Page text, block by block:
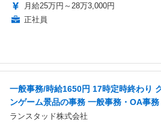
月給25万円～28万3,000円
正社員
一般事務/時給1650円 17時定時終わり
ンゲーム景品の事務 一般事務・OA事務
ランスタッド株式会社